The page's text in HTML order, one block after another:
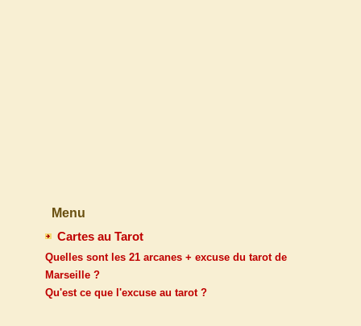
Menu
Cartes au Tarot
Quelles sont les 21 arcanes + excuse du tarot de
Marseille ?
Qu'est ce que l'excuse au tarot ?